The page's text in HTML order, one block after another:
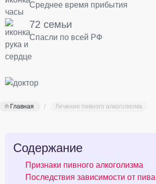
Среднее время прибытия
72 семьи
Спасли по всей РФ
Главная Лечение пивного алкоголизма
Содержание
Признаки пивного алкоголизма
Последствия зависимости от пива